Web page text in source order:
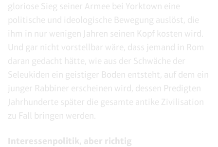
gloriose Sieg seiner Armee bei Yorktown eine
politische und ideologische Bewegung auslöst, die
ihm in nur wenigen Jahren seinen Kopf kosten wird.
Und gar nicht vorstellbar wäre, dass jemand in Rom
daran gedacht hätte, wie aus der Schwäche der
Seleukiden ein geistiger Boden entsteht, auf dem ein
junger Rabbiner erscheinen wird, dessen Predigten
Jahrhunderte später die gesamte antike Zivilisation
zu Fall bringen werden.
Interessenpolitik, aber richtig